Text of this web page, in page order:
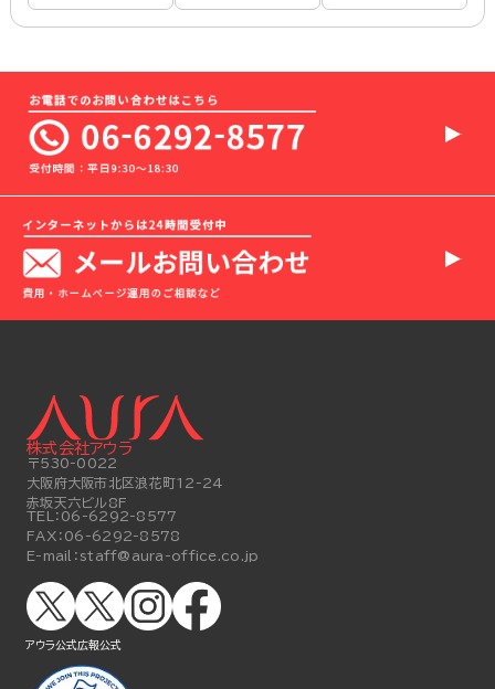
株式会社アウラ
〒530-0022
大阪府大阪市北区浪花町12-24
赤坂天六ビル8F
TEL： 06-6292-8577
FAX： 06-6292-8578
E-mail： staff@aura-office.co.jp
アウラ公式 広報公式